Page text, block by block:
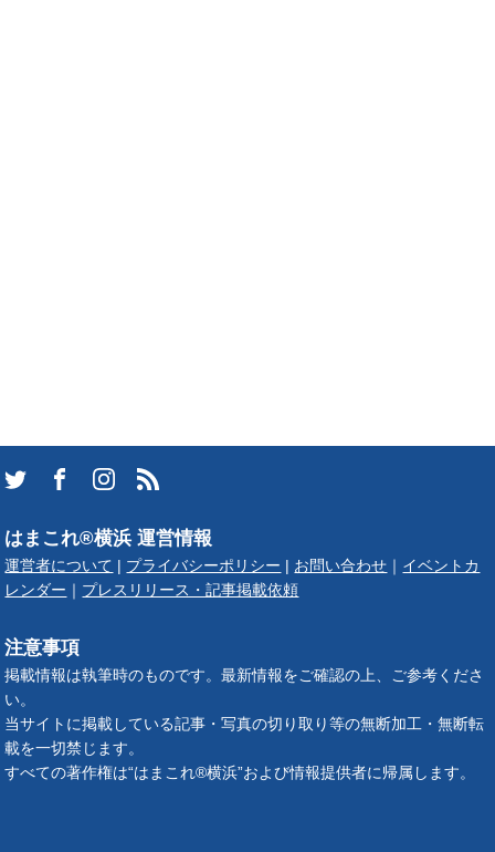
はまこれ®横浜 運営情報
運営者について プライバシーポリシー お問い合わせ
イベントカ
レンダー
プレスリリース・記事掲載依頼
注意事項
掲載情報は執筆時のものです。最新情報をご確認の上、ご参考くださ
い。
当サイトに掲載している記事・写真の切り取り等の無断加工・無断転
載を一切禁じます。
すべての著作権は“はまこれ®横浜”および情報提供者に帰属します。